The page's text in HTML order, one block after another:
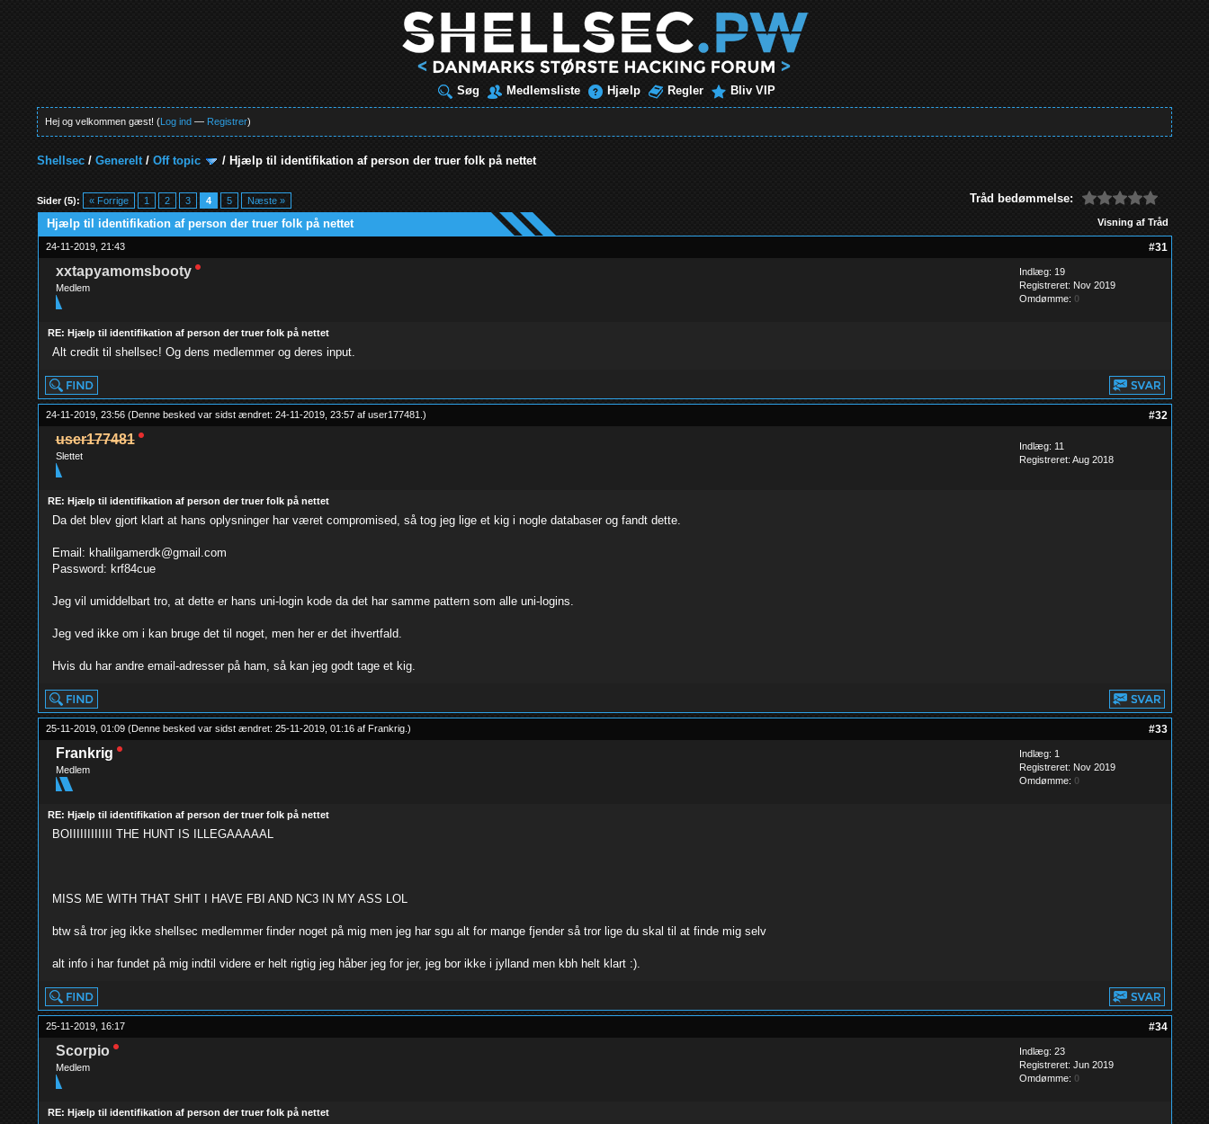
Søg Medlemsliste Hjælp Regler Bliv VIP
Hej og velkommen gæst! (Log ind — Registrer)
Shellsec /Generelt/Off topic / Hjælp til identifikation af person der truer folk på nettet
Sider (5): « Forrige 1 2 3 4 5 Næste » Tråd bedømmelse:
0 Stemmer - 0 Gennemsnit
1
2
3
4
5
Visning af Tråd
Hjælp til identifikation af person der truer folk på nettet
24-11-2019, 21:43 #31
xxtapyamomsbooty
Medlem
Indlæg: 19
Registreret: Nov 2019
Omdømme: 0
RE: Hjælp til identifikation af person der truer folk på nettet
Alt credit til shellsec! Og dens medlemmer og deres input.
24-11-2019, 23:56 (Denne besked var sidst ændret: 24-11-2019, 23:57 af user177481 ) #32
user177481
Slettet
Indlæg: 11
Registreret: Aug 2018
RE: Hjælp til identifikation af person der truer folk på nettet
Da det blev gjort klart at hans oplysninger har været compromised, så tog jeg lige et kig i nogle databaser og fandt dette.
Email: khalilgamerdk@gmail.com
Password: krf84cue
Jeg vil umiddelbart tro, at dette er hans uni-login kode da det har samme pattern som alle uni-logins.
Jeg ved ikke om i kan bruge det til noget, men her er det ihvertfald.
Hvis du har andre email-adresser på ham, så kan jeg godt tage et kig.
25-11-2019, 01:09 (Denne besked var sidst ændret: 25-11-2019, 01:16 af Frankrig. ) #33
Frankrig
Medlem
Indlæg: 1
Registreret: Nov 2019
Omdømme: 0
RE: Hjælp til identifikation af person der truer folk på nettet
BOIIIIIIIIIIII THE HUNT IS ILLEGAAAAAL
MISS ME WITH THAT SHIT I HAVE FBI AND NC3 IN MY ASS LOL
btw så tror jeg ikke shellsec medlemmer finder noget på mig men jeg har sgu alt for mange fjender så tror lige du skal til at finde mig selv
alt info i har fundet på mig indtil videre er helt rigtig jeg håber jeg for jer, jeg bor ikke i jylland men kbh helt klart :).
25-11-2019, 16:17 #34
Scorpio
Medlem
Indlæg: 23
Registreret: Jun 2019
Omdømme: 0
RE: Hjælp til identifikation af person der truer folk på nettet